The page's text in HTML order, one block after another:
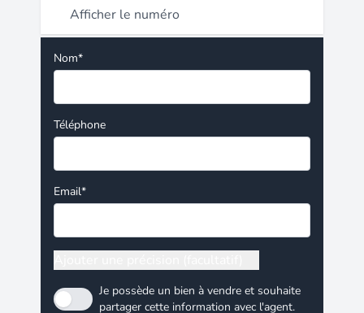
Afficher le numéro
Nom*
Téléphone
Email*
Je possède un bien à vendre et souhaite
partager cette information avec l'agent.